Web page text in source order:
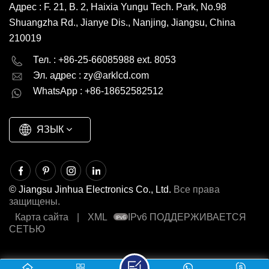
Адрес : F. 21, B. 2, Haixia Yungu Tech. Park, No.98
Shuangzha Rd., Jianye Dis., Nanjing, Jiangsu, China
210019
Тел. : +86-25-66085988 ext. 8053
Эл. адрес : zy@arklcd.com
WhatsApp : +86-18652582512
ЯЗЫК
English Deutsch
русский español
العربية
© Jiangsu Jinhua Electronics Co., Ltd. Все права
защищены.
Карта сайта
XML
IPv6 ПОДДЕРЖИВАЕТСЯ
СЕТЬЮ